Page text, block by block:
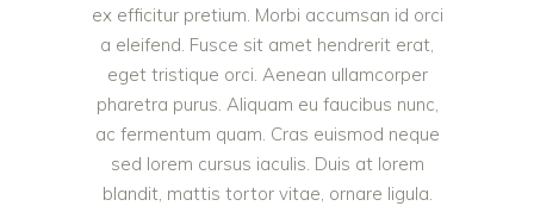
ex efficitur pretium. Morbi accumsan id orci
a eleifend. Fusce sit amet hendrerit erat,
eget tristique orci. Aenean ullamcorper
pharetra purus. Aliquam eu faucibus nunc,
ac fermentum quam. Cras euismod neque
sed lorem cursus iaculis. Duis at lorem
blandit, mattis tortor vitae, ornare ligula.